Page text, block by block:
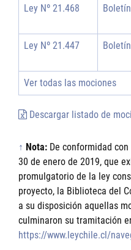
Ley Nº 21.468
Ley Nº 21.447
Ver todas las mociones
Descargar listado de
↑ Nota: De conformidad
30 de enero de 2019, que
promulgatorio de la ley
proyecto, la Biblioteca del
a su disposición aquellas
culminaron su tramitación
https://www.leychile.cl/